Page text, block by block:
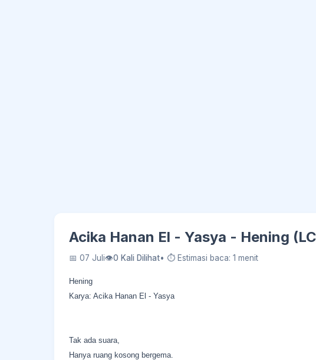
Acika Hanan El - Yasya - Hening
📅 07 Juli👁0 Kali Dilihat• ⏱ Estimasi baca: 1 menit
Hening
Karya: Acika Hanan El - Yasya
Tak ada suara,
Hanya ruang kosong bergema.